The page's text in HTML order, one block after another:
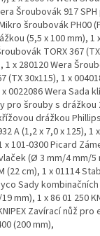
Šroubovák 917
šroubovák PH00
(5,5 x 100 mm), 1
TORX 367
x 280120 Wera
(TX 30x115), 1 x
0022086 Wera Sada
pro šrouby s drážkou
drážkou
A (1,2 x 7,0 x 125), 1
x 101-0300 Picard
(Ø 3 mm/4 mm/5
(22 cm), 1 x 01114
Sady
mm), 1 x 86 01 250
Zavírací nůž
(200 mm),